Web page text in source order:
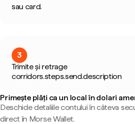
sau card.
3
Trimite și retrage
corridors.steps.send.description
Primește plăți ca un local în dolari
Deschide detaliile contului în câteva
direct în Morse Wallet.